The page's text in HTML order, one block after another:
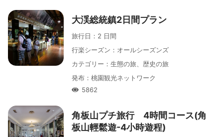
大渓総統鎮2日間プラン
旅行日 ： 2 日間
行楽シーズン ： オールシーズンズ
カテゴリー ： 生態の旅、歴史の旅
発布 ： 桃園観光ネットワーク
人氣5862
角板山プチ旅行 4時間コース(角
板山輕鬆遊-4小時遊程)